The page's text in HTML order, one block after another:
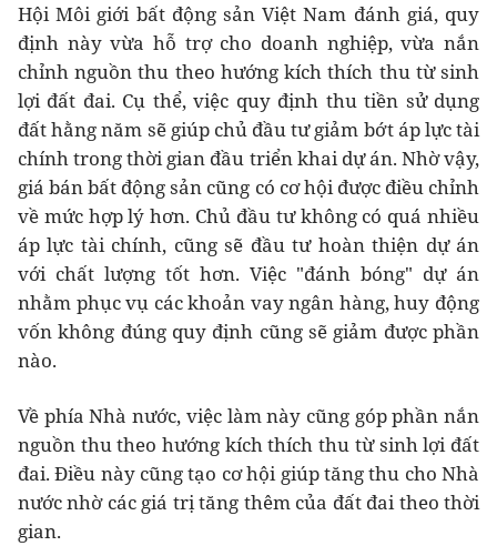
Hội Môi giới bất động sản Việt Nam đánh giá, quy
định này vừa hỗ trợ cho doanh nghiệp, vừa nắn
chỉnh nguồn thu theo hướng kích thích thu từ sinh
lợi đất đai. Cụ thể, việc quy định thu tiền sử dụng
đất hằng năm sẽ giúp chủ đầu tư giảm bớt áp lực tài
chính trong thời gian đầu triển khai dự án. Nhờ vậy,
giá bán bất động sản cũng có cơ hội được điều chỉnh
về mức hợp lý hơn. Chủ đầu tư không có quá nhiều
áp lực tài chính, cũng sẽ đầu tư hoàn thiện dự án
với chất lượng tốt hơn. Việc "đánh bóng" dự án
nhằm phục vụ các khoản vay ngân hàng, huy động
vốn không đúng quy định cũng sẽ giảm được phần
nào.
Về phía Nhà nước, việc làm này cũng góp phần nắn
nguồn thu theo hướng kích thích thu từ sinh lợi đất
đai. Điều này cũng tạo cơ hội giúp tăng thu cho Nhà
nước nhờ các giá trị tăng thêm của đất đai theo thời
gian.